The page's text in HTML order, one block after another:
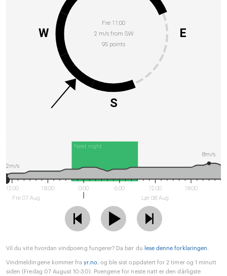
Fre 11:00
2 m/s from SW
95 points
E
S
W
Next night
12:00
Fre 07 Aug
18:00 0:00 6:00
12:00
Lør 08 Aug
18:00
8m/s
2m/s
Vil du vite hvordan vindpoeng fungerer? Da bør du lese denne forklaringen.
Vindmeldingene kommer frayr.no, og ble sist oppdatert for 2 timer og 1 minutt
siden (Fredag 07 August 10:30). Poengene for neste natt er den dårligste